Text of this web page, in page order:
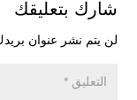
شارك بتعليقك
لن يتم نشر عنوان